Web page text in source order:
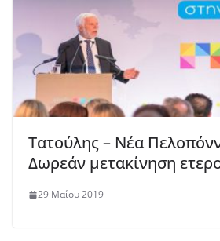
Τατούλης – Νέα
Δωρεάν μετακίνηση
29 Μαΐου 2019